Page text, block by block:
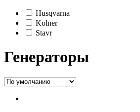
Husqvarna
Kolner
Stavr
Генераторы